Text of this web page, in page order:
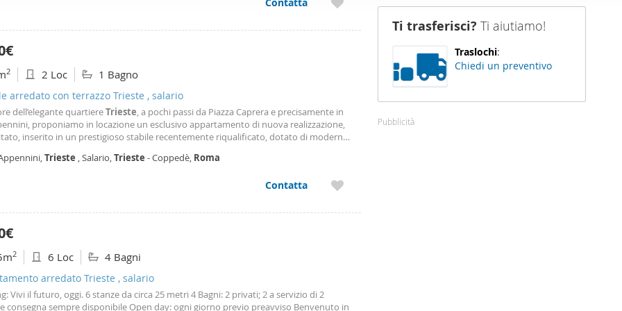
Condividiamo inoltre informazioni sul modo in cui utilizza il nostro sito
di analisi dei dati web, pubblicità e social media, i quali potrebbero
che ha fornito loro o che hanno raccolto dal suo utilizzo dei loro
2 2 Loc 1 Bagno
arredato con terrazzo Trieste , salario
dell’elegante quartiereTrieste, a pochi passi da Piazza Caprera e precisamente in
proponiamo in locazione un esclusivo appartamento di nuova realizzazione,
inserito in un prestigioso stabile recentemente riqualificato, dotato di moderni
da finiture di alto
Trieste , Salario,Trieste - Coppedè, Roma
Contatta
2 6 Loc 4 Bagni
arredato Trieste , salario
Vivi il futuro, oggi. 6 stanze da circa 25 metri 4 Bagni: 2 privati; 2 a servizio di 2
consegna sempre disponibile Open day: ogni giorno previo preavviso Benvenuto in
Ti trasferisci? Ti aiutiamo!
Traslochi:
Chiedi un preventivo
Pubblicità